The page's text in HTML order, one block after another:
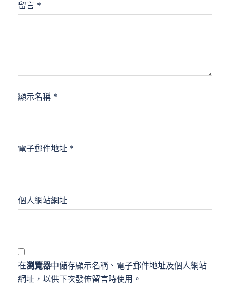
留言 *
顯示名稱 *
電子郵件地址 *
個人網站網址
在瀏覽器中儲存顯示名稱、電子郵件地址及個人網站
網址，以供下次發佈留言時使用。